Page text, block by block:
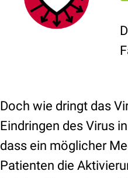
Doch wie dringt das
Eindringen des Virus
dass ein möglicher
Patienten die